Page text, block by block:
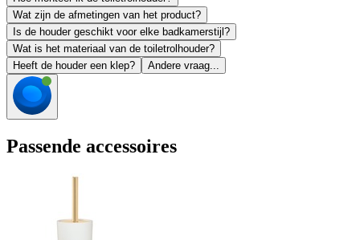
Wat zijn de afmetingen van het product?
Is de houder geschikt voor elke badkamerstijl?
Wat is het materiaal van de toiletrolhouder?
Heeft de houder een klep?
Andere vraag...
Passende accessoires